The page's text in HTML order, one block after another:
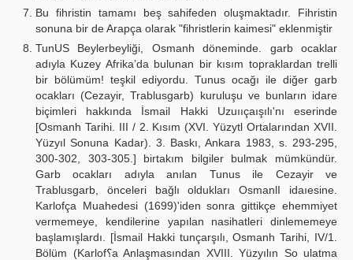
Bu fihristin tamamı beş sahifeden oluşmaktadır. Fihristin
sonuna bir de Arapça olarak "fihristlerin kaimesi" eklenmiştir
TunUS Beylerbeyliği, Osmanh döneminde. garb ocaklar
adıyla Kuzey Afrika’da bulunan bir kısım topraklardan trelli
bir bölümüm! teşkil ediyordu. Tunus ocağı ile diğer garb
ocakları (Cezayir, Trablusgarb) kuruluşu ve bunların idare
biçimleri hakkında İsmail Hakki Uzuııçaışılı'nı eserinde
[Osmanh Tarihi. III / 2. Kısım (XVI. Yüzytl Ortalarından XVII.
Yüzyıl Sonuna Kadar). 3. Baskı, Ankara 1983, s. 293-295,
300-302, 303-305.] birtakım bilgiler bulmak mümkündür.
Garb ocakları adıyla anılan Tunus ile Cezayir ve
Trablusgarb, önceleri bağlı oldukları OsmanlI idaıesine.
Karlofça Muahedesi (1699)'iden sonra gittikçe ehemmiyet
vermemeye, kendilerine yapılan nasihatleri dinlememeye
başlamışlardı. [İsmail Hakki tunçarşılı, Osmanh Tarihi, IV/1.
Bölüm (Karlof؟a Anlaşmasından XVIII. Yüzyılın So ulatma